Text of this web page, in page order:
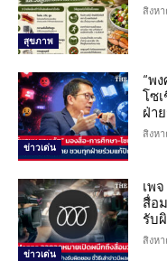
สุขภาพ
สิงห
ข่าวเด่น
“พ
โซ
ฝ่า
สิงห
ข่าวเด่น
เพ
สื่อ
รับ
สิงห